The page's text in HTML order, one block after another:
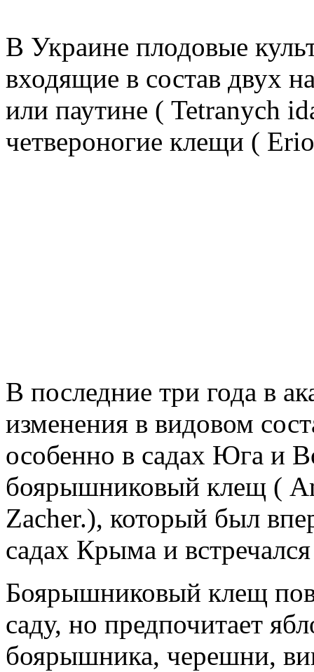
В Украине плодовые
входящие в состав двух
или паутине ( Tetranych
четвероногие клещи (
В последние три года в
изменения в видовом
особенно в садах Юга и
боярышниковый клещ (
Zacher.), который был
садах Крыма и
Боярышниковый клещ
саду, но предпочитает
боярышника, черешни,